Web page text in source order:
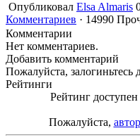
Опубликовал Elsa Almaris
Комментариев · 14990
Комментарии
Нет комментариев.
Добавить комментарий
Пожалуйста, залогиньтесь
Рейтинги
Рейтинг доступен
Пожалуйста,